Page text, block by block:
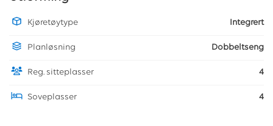
Kjøretøytype Integrert
Planløsning Dobbeltseng
Reg. sitteplasser 4
Soveplasser 4